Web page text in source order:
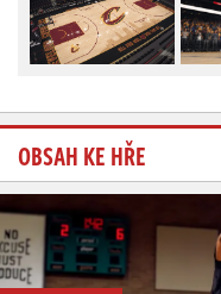
OBSAH KE HŘE